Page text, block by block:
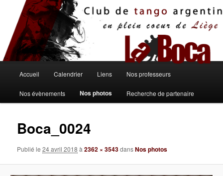
contenu
principal
principal
Accueil Calendrier Liens Nos professeurs
Nos évènements Nos photos Recherche de partenaire
Boca_0024
Publié le24 avril 2018 à2362 × 3543dansNos photos